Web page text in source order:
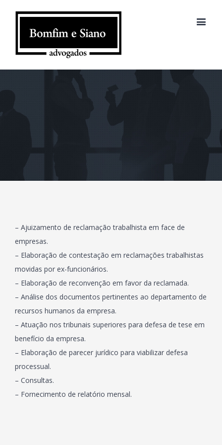
– Ajuizamento de reclamação trabalhista em face de
empresas.
– Elaboração de contestação em reclamações trabalhistas
movidas por ex-funcionários.
– Elaboração de reconvenção em favor da reclamada.
– Análise dos documentos pertinentes ao departamento de
recursos humanos da empresa.
– Atuação nos tribunais superiores para defesa de tese em
benefício da empresa.
– Elaboração de parecer jurídico para viabilizar defesa
processual.
– Consultas.
– Fornecimento de relatório mensal.